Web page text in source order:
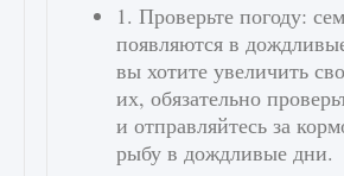
1. Проверьте погоду:
появляются в
вы хотите увеличить
их, обязательно
и отправляйтесь за
рыбу в дождливые дни.